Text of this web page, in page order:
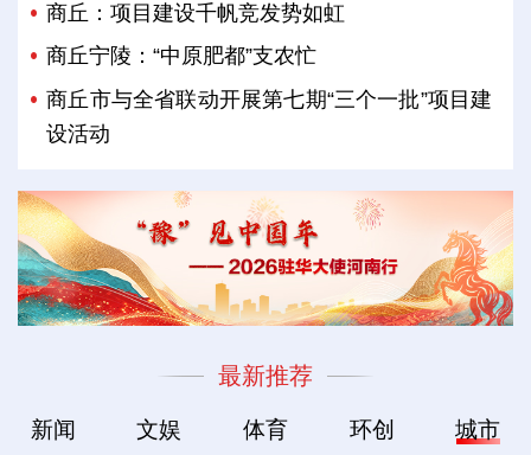
商丘：项目建设千帆竞发势如虹
商丘宁陵：“中原肥都”支农忙
商丘市与全省联动开展第七期“三个一批”项目建
设活动
最新推荐
新闻 文娱 体育 环创 城市